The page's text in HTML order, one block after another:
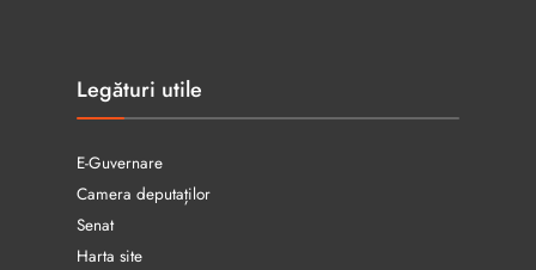
Legături utile
E-Guvernare
Camera deputaților
Senat
Harta site